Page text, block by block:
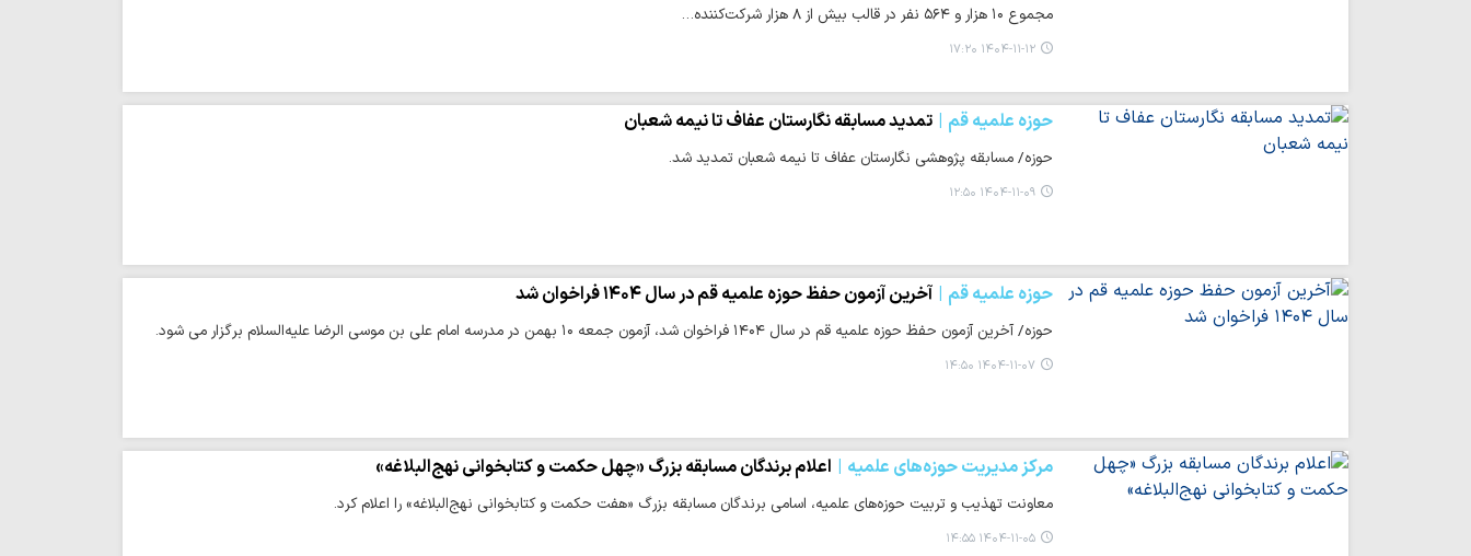
مجموع ۱۰ هزار و ۵۶۴ نفر در قالب بیش از ۸ هزار شرکت‌کننده…
۱۴۰۴-۱۱-۱۲ ۱۷:۲۰
حوزه علمیه قم تمدید مسابقه نگارستان عفاف تا نیمه شعبان
حوزه/ مسابقه پژوهشی نگارستان عفاف تا نیمه شعبان تمدید شد.
۱۴۰۴-۱۱-۰۹ ۱۲:۵۰
حوزه علمیه قم آخرین آزمون حفظ حوزه علمیه قم در سال ۱۴۰۴ فراخوان شد
حوزه/ آخرین آزمون حفظ حوزه علمیه قم در سال ۱۴۰۴ فراخوان شد، آزمون جمعه ۱۰ بهمن‌ در مدرسه امام علی بن موسی الرضا علیه‌السلام برگزار می شود.
۱۴۰۴-۱۱-۰۷ ۱۴:۵۰
مرکز مدیریت حوزه‌های علمیه اعلام برندگان مسابقه بزرگ «چهل حکمت و کتابخوانی نهج‌البلاغه»
معاونت تهذیب و تربیت حوزه‌های علمیه، اسامی برندگان مسابقه بزرگ «هفت حکمت و کتابخوانی نهج‌البلاغه» را اعلام کرد.
۱۴۰۴-۱۱-۰۵ ۱۴:۵۵